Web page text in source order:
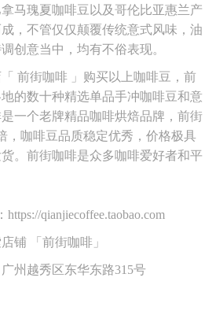
马瑰夏咖啡豆以及哥伦比亚惠兰产
，不管仅仅颠覆传统意式风味，油
创意当中，均有不俗表现。
前街咖啡 」购买以上咖啡豆，前
的数十种精选单品手冲咖啡豆和意
一个老牌精品咖啡烘焙品牌，前街
，咖啡豆品质稳定优秀，价格极具
。前街咖啡是众多咖啡爱好者和平
qianjiecoffee.taobao.com
铺 「前街咖啡」
州越秀区东华东路315号